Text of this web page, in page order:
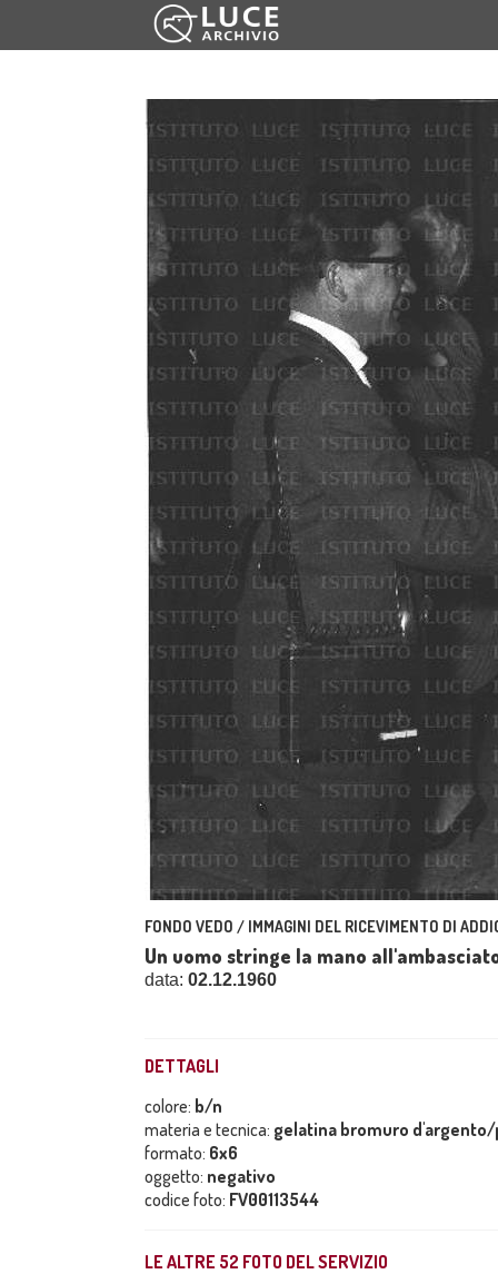
FONDO VEDO / IMMAGINI DEL RICEVIMENTO DI
Un uomo stringe la mano
data: 02.12.1960
DETTAGLI
colore: b/n
materia e tecnica: gelatina bromuro
formato: 6x6
oggetto: negativo
codice foto: FV00113544
LE ALTRE 52 FOTO DEL SERVIZIO